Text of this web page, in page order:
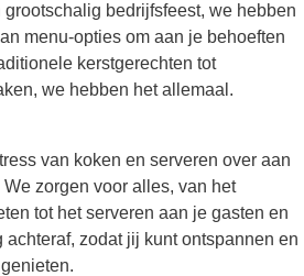
bedrijfsfeest, we hebben
menu-opties om aan je behoeften
kerstgerechten tot
we hebben het allemaal.
van koken en serveren over aan
zorgen voor alles, van het
tot het serveren aan je gasten en
achteraf, zodat jij kunt ontspannen en